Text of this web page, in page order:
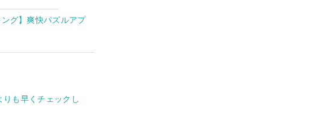
グ】爽快パズルアプ
も早くチェックし